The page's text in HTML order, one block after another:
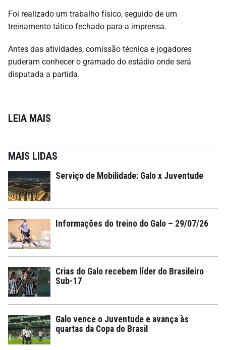
Foi realizado um trabalho físico, seguido de um
treinamento tático fechado para a imprensa.
Antes das atividades, comissão técnica e jogadores
puderam conhecer o gramado do estádio onde será
disputada a partida.
LEIA MAIS
MAIS LIDAS
Serviço de Mobilidade: Galo x Juventude
Informações do treino do Galo – 29/07/26
Crias do Galo recebem líder do Brasileiro
Sub-17
Galo vence o Juventude e avança às
quartas da Copa do Brasil